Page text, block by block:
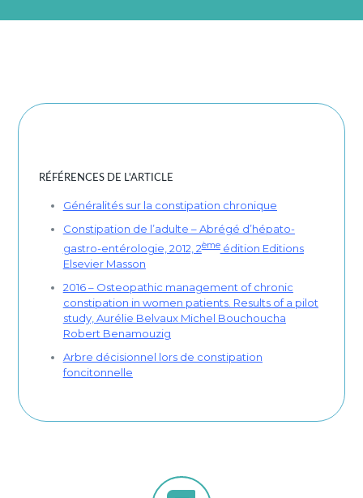
RÉFÉRENCES DE L'ARTICLE
Généralités sur la constipation chronique
Constipation de l’adulte – Abrégé d’hépato-
gastro-entérologie, 2012, 2èmeédition Editions
Elsevier Masson
2016 – Osteopathic management of chronic
constipation in women patients. Results of a pilot
study, Aurélie Belvaux Michel Bouchoucha
Robert Benamouzig
Arbre décisionnel lors de constipation
foncitonnelle